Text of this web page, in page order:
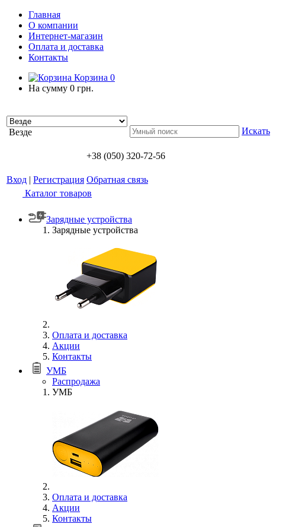
Главная
О компании
Интернет-магазин
Оплата и доставка
Контакты
Корзина 0
На сумму 0 грн.
Везде Искать
+38 (050) 320-72-56
Вход | Регистрация Обратная связь
Каталог товаров
Зарядные устройства
Зарядные устройства
Оплата и доставка
Акции
Контакты
УМБ
Распродажа
УМБ
Оплата и доставка
Акции
Контакты